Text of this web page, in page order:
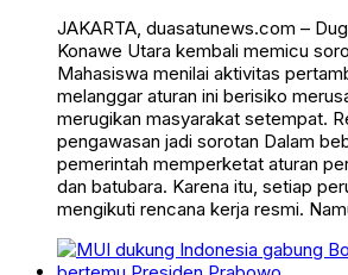
JAKARTA, duasatunews.com –
Konawe Utara kembali memicu
Mahasiswa menilai aktivitas
melanggar aturan ini berisiko
merugikan masyarakat setempat.
pengawasan jadi sorotan Dalam
pemerintah memperketat aturan
dan batubara. Karena itu, setiap
mengikuti rencana kerja resmi.